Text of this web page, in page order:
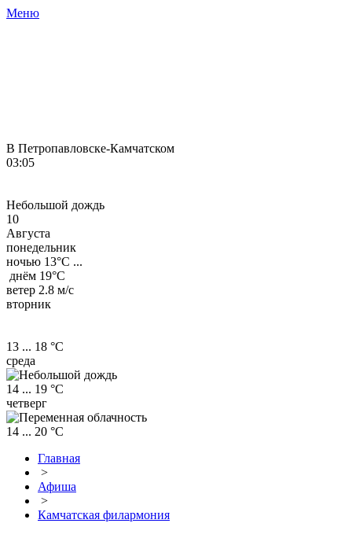
Меню
В Петропавловске-Камчатском
03:05
Небольшой дождь
10
Августа
понедельник
ночью 13°C ...
днём 19°C
ветер 2.8 м/с
вторник
13 ... 18 °C
среда
14 ... 19 °C
четверг
14 ... 20 °C
Главная
>
Афиша
>
Камчатская филармония